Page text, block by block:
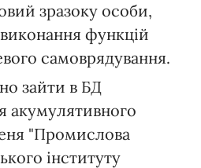
зразоку особи,
функцій
самоврядування.
зайти в БД
акумулятивного
"Промислова
інституту